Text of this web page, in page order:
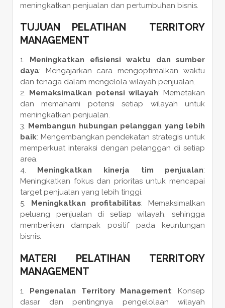
meningkatkan penjualan dan pertumbuhan bisnis.
TUJUAN PELATIHAN TERRITORY
MANAGEMENT
Meningkatkan efisiensi waktu dan sumber
daya: Mengajarkan cara mengoptimalkan waktu
dan tenaga dalam mengelola wilayah penjualan.
Memaksimalkan potensi wilayah: Memetakan
dan memahami potensi setiap wilayah untuk
meningkatkan penjualan.
Membangun hubungan pelanggan yang lebih
baik: Mengembangkan pendekatan strategis untuk
memperkuat interaksi dengan pelanggan di setiap
area.
Meningkatkan kinerja tim penjualan:
Meningkatkan fokus dan prioritas untuk mencapai
target penjualan yang lebih tinggi.
Meningkatkan profitabilitas: Memaksimalkan
peluang penjualan di setiap wilayah, sehingga
memberikan dampak positif pada keuntungan
bisnis.
MATERI PELATIHAN TERRITORY
MANAGEMENT
Pengenalan Territory Management: Konsep
dasar dan pentingnya pengelolaan wilayah